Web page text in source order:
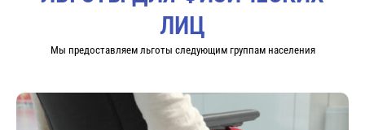
ЛИЦ
Мы предоставляем льготы следующим группам населения